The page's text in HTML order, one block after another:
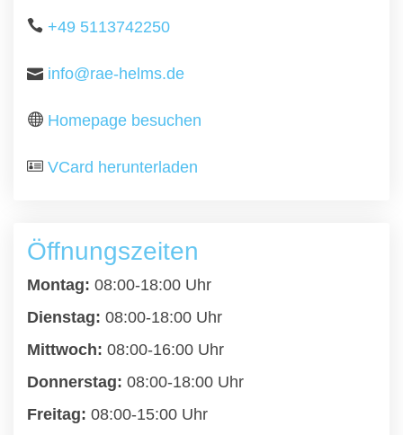
+49 5113742250
info@rae-helms.de
Homepage besuchen
VCard herunterladen
Öffnungszeiten
Montag: 08:00-18:00 Uhr
Dienstag: 08:00-18:00 Uhr
Mittwoch: 08:00-16:00 Uhr
Donnerstag: 08:00-18:00 Uhr
Freitag: 08:00-15:00 Uhr